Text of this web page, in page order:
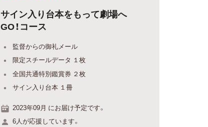
サイン入り台本をもって劇場へ
GO！コース
監督からの御礼メール
限定スチールデータ １枚
全国共通特別鑑賞券 ２枚
サイン入り台本 １冊
2023年09月 にお届け予定です。
6人が応援しています。